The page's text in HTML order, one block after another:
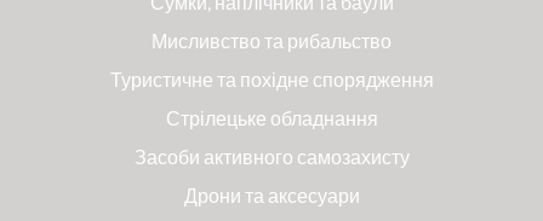
Мисливство та рибальство
Туристичне та похідне спорядження
Стрілецьке обладнання
Засоби активного самозахисту
Дрони та аксесуари